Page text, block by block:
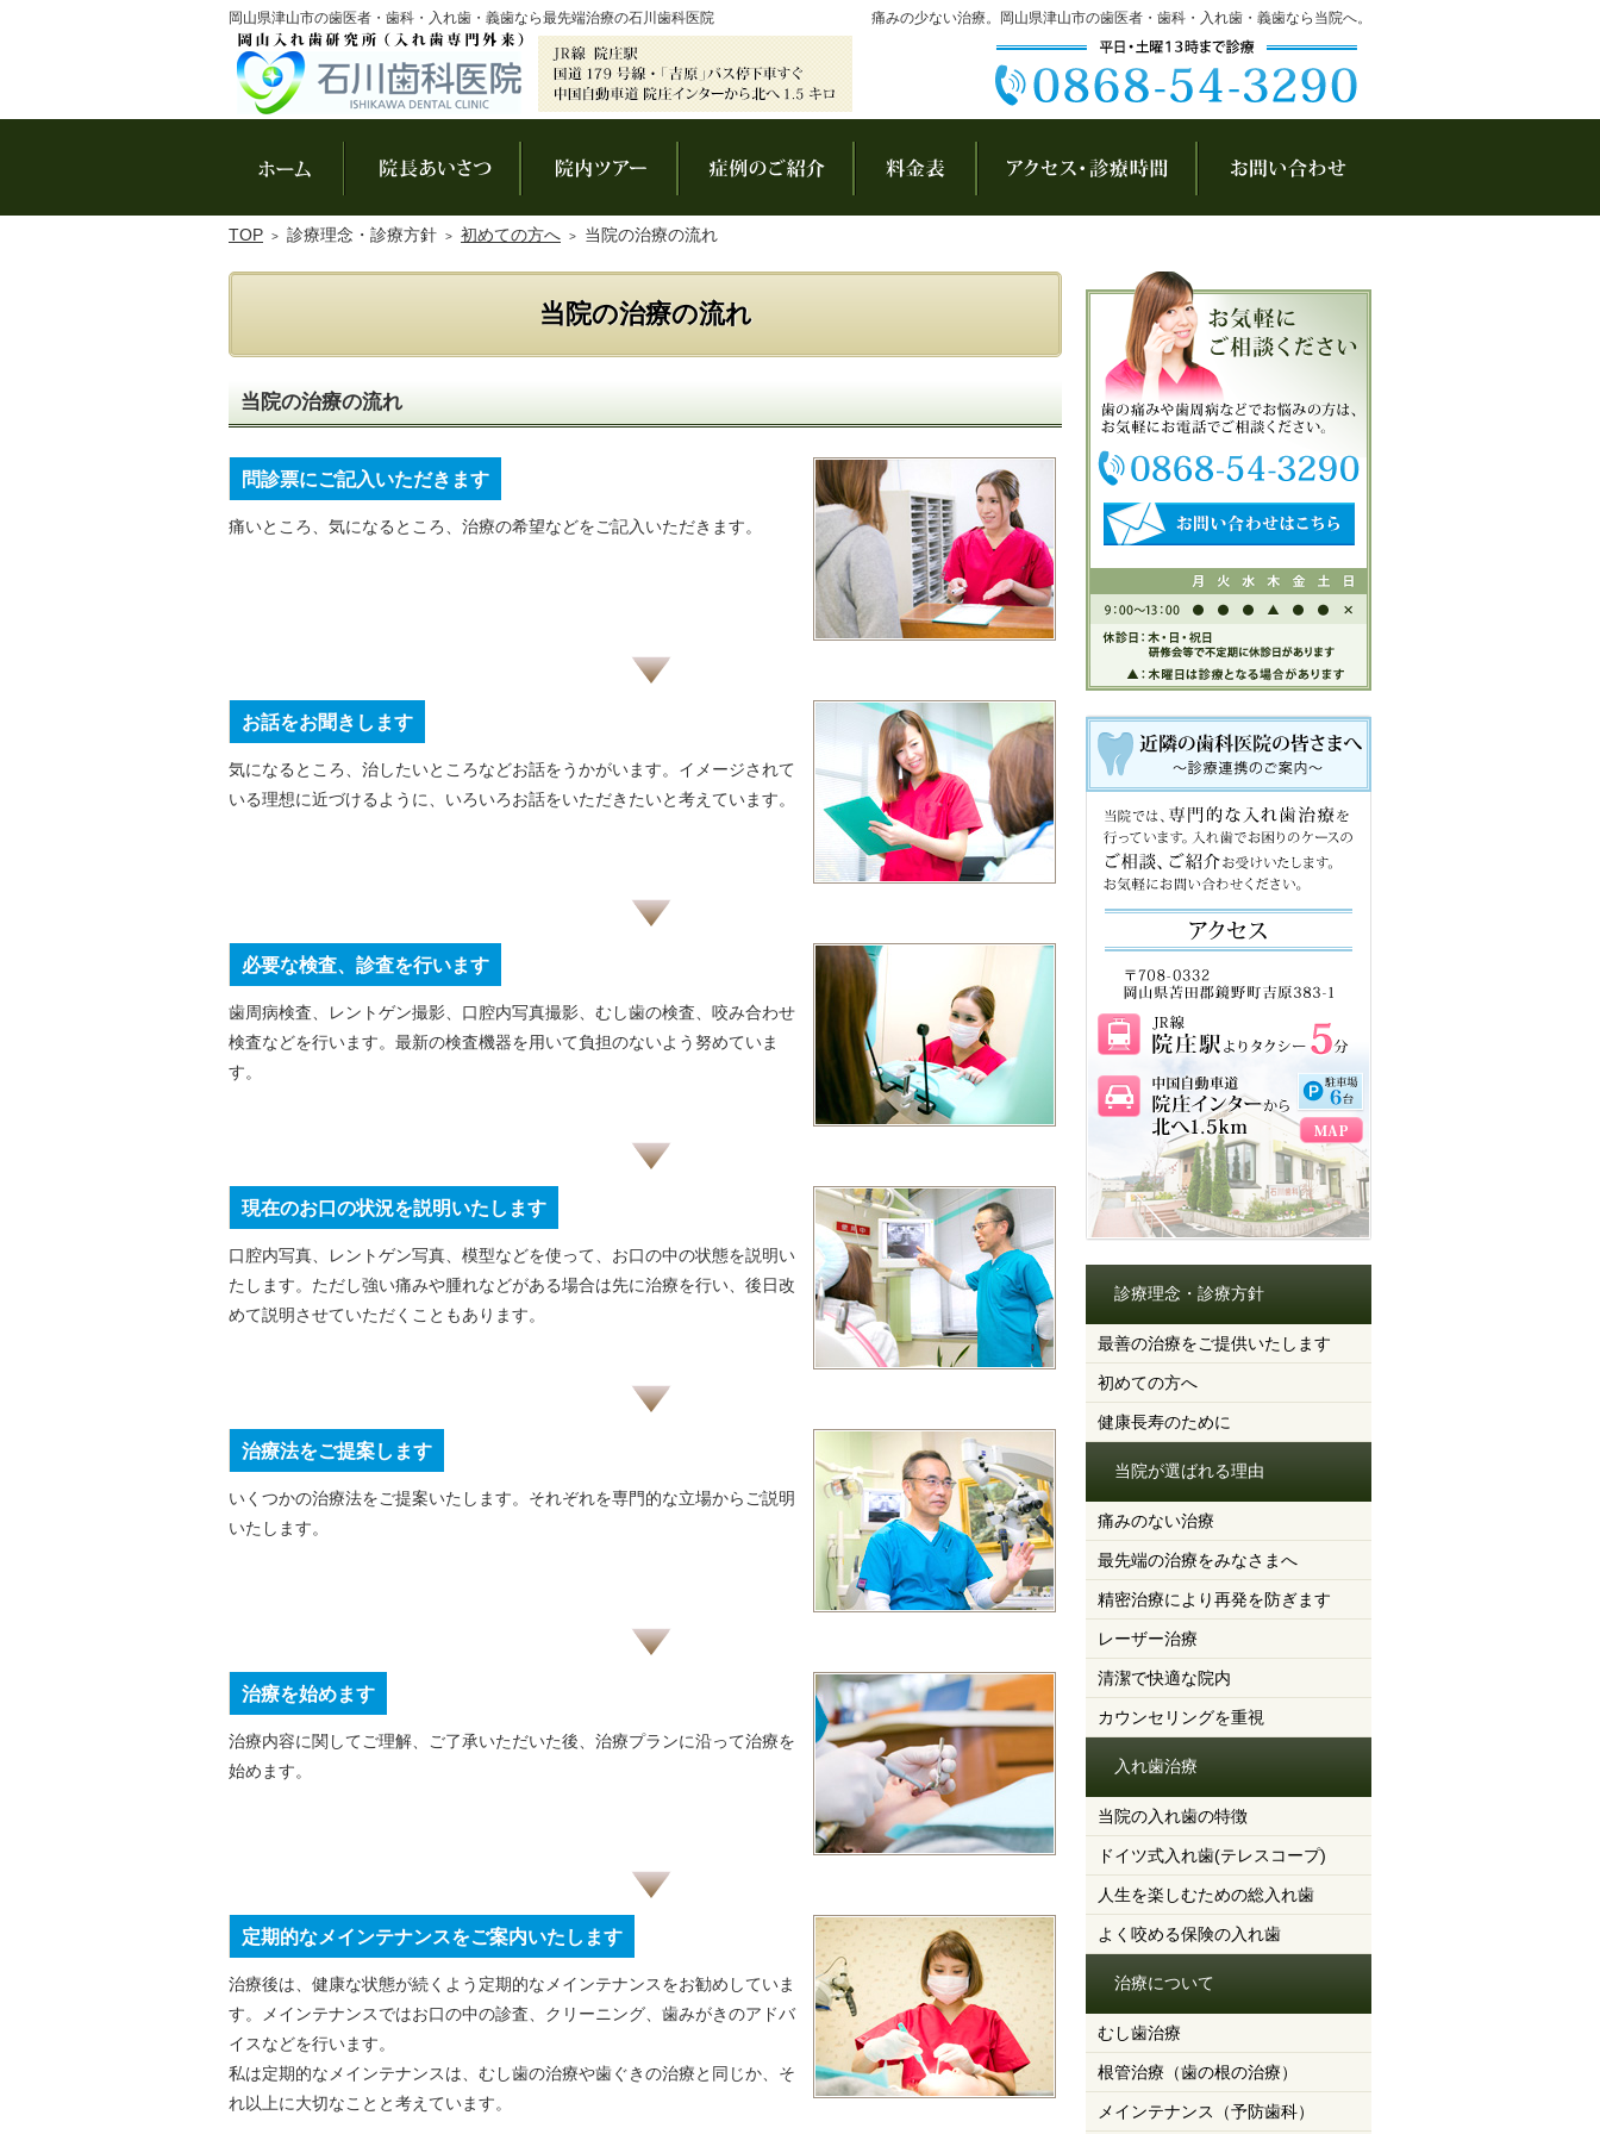
当院の治療の流れ
痛みの少ない治療。岡山県津山市の歯医者・歯科・入れ歯・義歯なら当院へ。
岡山県津山市の歯医者・歯科・入れ歯・義歯なら最先端治療の石川歯科医院
当院の治療の流れ
問診票にご記入いただきます
痛いところ、気になるところ、治療の希望などをご記入いただきます。
お話をお聞きします
気になるところ、治したいところなどお話をうかがいます。イメージされて
いる理想に近づけるように、いろいろお話をいただきたいと考えています。
必要な検査、診査を行います
歯周病検査、レントゲン撮影、口腔内写真撮影、むし歯の検査、咬み合わせ
検査などを行います。最新の検査機器を用いて負担のないよう努めていま
す。
現在のお口の状況を説明いたします
口腔内写真、レントゲン写真、模型などを使って、お口の中の状態を説明い
たします。ただし強い痛みや腫れなどがある場合は先に治療を行い、後日改
めて説明させていただくこともあります。
治療法をご提案します
いくつかの治療法をご提案いたします。それぞれを専門的な立場からご説明
いたします。
治療を始めます
治療内容に関してご理解、ご了承いただいた後、治療プランに沿って治療を
始めます。
定期的なメインテナンスをご案内いたします
治療後は、健康な状態が続くよう定期的なメインテナンスをお勧めしていま
す。メインテナンスではお口の中の診査、クリーニング、歯みがきのアドバ
イスなどを行います。
私は定期的なメインテナンスは、むし歯の治療や歯ぐきの治療と同じか、そ
れ以上に大切なことと考えています。
診療理念・診療方針
最善の治療をご提供いたします
初めての方へ
健康長寿のために
当院が選ばれる理由
痛みのない治療
最先端の治療をみなさまへ
精密治療により再発を防ぎます
レーザー治療
清潔で快適な院内
カウンセリングを重視
入れ歯治療
当院の入れ歯の特徴
ドイツ式入れ歯(テレスコープ)
人生を楽しむための総入れ歯
よく咬める保険の入れ歯
治療について
むし歯治療
根管治療（歯の根の治療）
メインテナンス（予防歯科）
TOP 診療理念・診療方針 初めての方へ 当院の治療の流れ